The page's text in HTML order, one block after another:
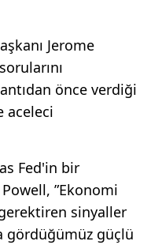
Jerome
önce verdiği
aceleci
Fed'in bir
”Ekonomi
sinyaller
gördüğümüz güçlü